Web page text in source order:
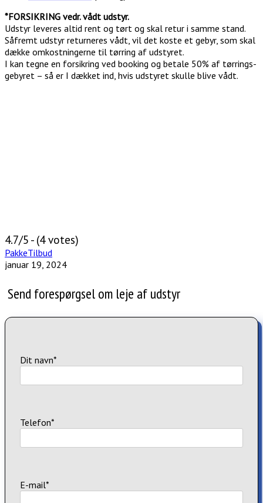
*FORSIKRING vedr. vådt udstyr.
Udstyr leveres altid rent og tørt og skal retur i samme stand.
Såfremt udstyr returneres vådt, vil det koste et gebyr, som skal
dække omkostningerne til tørring af udstyret.
I kan tegne en forsikring ved booking og betale 50% af tørrings-
gebyret – så er I dækket ind, hvis udstyret skulle blive vådt.
4.7/5 - (4 votes)
PakkeTilbud
januar 19, 2024
Send forespørgsel om leje af udstyr
Dit navn*
Telefon*
E-mail*